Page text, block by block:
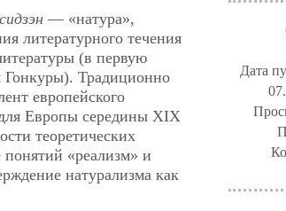
сидзэн — «натура»,
литературного течения
(в первую
Гонкуры). Традиционно
европейского
Европы середины ХІХ
теоретических
«реализм» и
натурализма как
Дата